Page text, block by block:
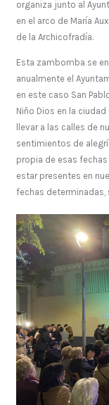
organiza junto al
en el arco de María
de la Archicofradía.
Esta zambomba se
anualmente el
en este caso San
Niño Dios en la
llevar a las calles de
sentimientos de
propia de esas
estar presentes en
fechas determinadas,